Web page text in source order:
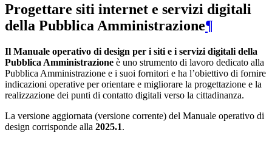
Progettare siti internet e servizi digitali
della Pubblica Amministrazione¶
Il Manuale operativo di design per i siti e i servizi digitali della
Pubblica Amministrazione è uno strumento di lavoro dedicato alla
Pubblica Amministrazione e i suoi fornitori e ha l’obiettivo di fornire
indicazioni operative per orientare e migliorare la progettazione e la
realizzazione dei punti di contatto digitali verso la cittadinanza.
La versione aggiornata (versione corrente) del Manuale operativo di
design corrisponde alla 2025.1.